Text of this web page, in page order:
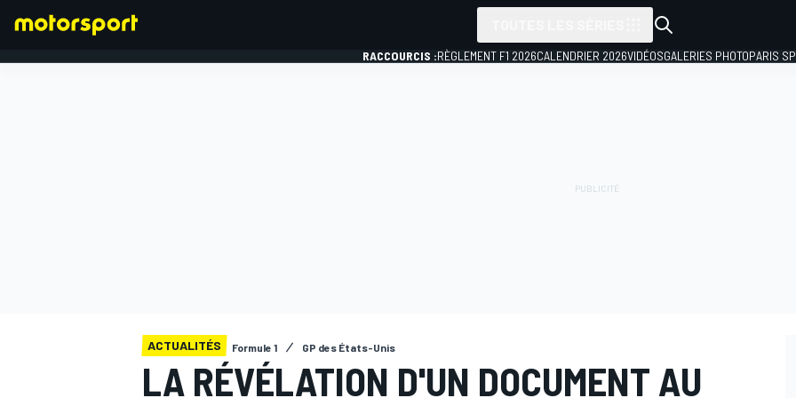
RACCOURCIS :RÈGLEMENT F1 2026CALENDRIER 2026VIDÉOSGALERIES PHOTOPARIS
ACTUALITÉS Formule 1 GP des États-Unis
LA RÉVÉLATION D'UN DOCUMENT AU